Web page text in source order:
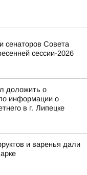
сенаторов Совета
сессии-2026
доложить о
информации о
в г. Липецке
и варенья дали